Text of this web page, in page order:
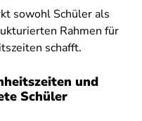
sowohl Schüler als
Rahmen für
schafft.
und
Schüler